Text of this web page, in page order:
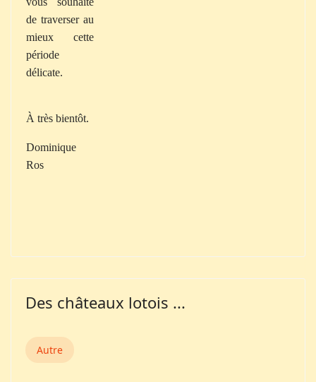
de traverser au
mieux cette
période
délicate.
À très bientôt.
Dominique
Ros
Des châteaux lotois ...
Autre